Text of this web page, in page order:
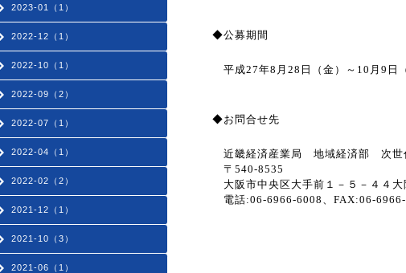
2023-01（1）
2022-12（1）
2022-10（1）
2022-09（2）
2022-07（1）
2022-04（1）
2022-02（2）
2021-12（1）
2021-10（3）
2021-06（1）
◆公募期間
平成27年8 月 28 日（金）～ 10 月 9 日
◆お問合せ先
近畿経済産業局 地域経済部 次世
〒 540-8535
大阪市中央区大手前１－５－４４大
電話:06-6966-6008 、 FAX:06-